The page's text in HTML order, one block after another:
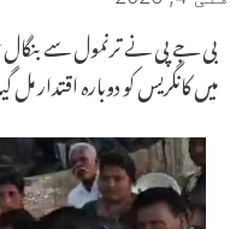
بی جے پی نے ترنمول سے بنگال
میں کانگریس کو دوبارہ اقتدار